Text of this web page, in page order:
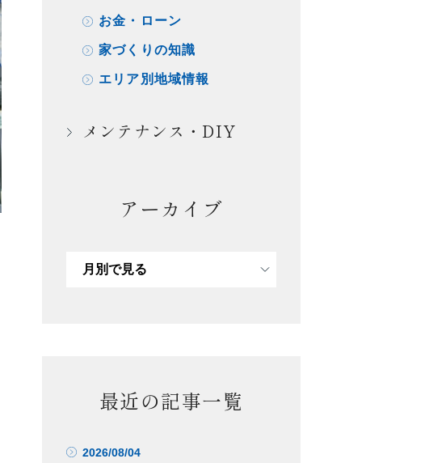
お金・ローン
家づくりの知識
エリア別地域情報
メンテナンス・DIY
アーカイブ
最近の記事一覧
2026/08/04